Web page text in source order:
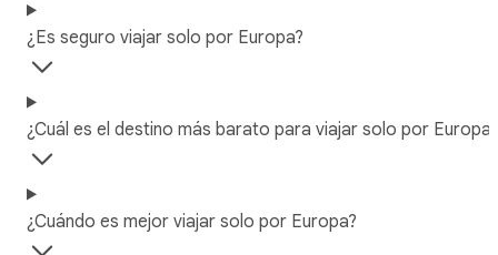
¿Es seguro viajar solo por Europa?
¿Cuál es el destino más barato para viajar solo por Europa?
¿Cuándo es mejor viajar solo por Europa?